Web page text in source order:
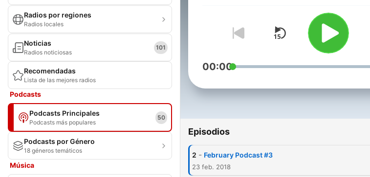
Radios por regiones
Radios locales
Noticias
Radios noticiosas
101
Recomendadas
Lista de las mejores radios
Podcasts
Podcasts Principales
Podcasts más populares
50
Podcasts por Género
18 géneros temáticos
Música
00:00
Episodios
2 - February Podcast #3
23 feb. 2018